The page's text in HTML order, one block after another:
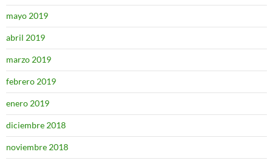
mayo 2019
abril 2019
marzo 2019
febrero 2019
enero 2019
diciembre 2018
noviembre 2018